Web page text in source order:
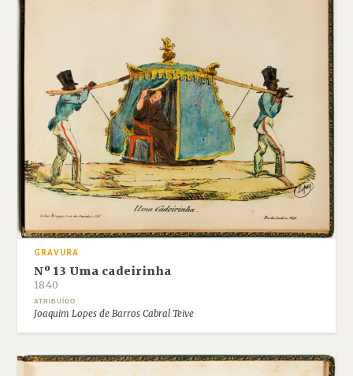
GRAVURA
Nº 13 Uma cadeirinha
1840
ATRIBUÍDO
Joaquim Lopes de Barros Cabral Teive